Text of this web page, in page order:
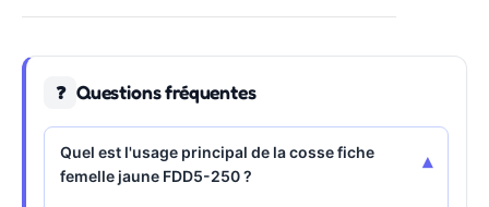
❓ Questions fréquentes
Quel est l'usage principal de la cosse fiche
femelle jaune FDD5-250 ?
▾